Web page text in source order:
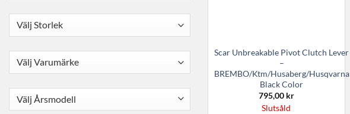
Scar Unbreakable Pivot Clutch Lever
–
BREMBO/Ktm/Husaberg/Husqvarna
Black Color
795,00 kr
Slutsåld